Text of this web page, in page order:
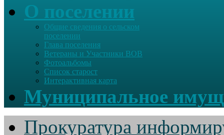
О поселении
Общие сведения о сельском
поселении
Глава поселения
Ветераны и Участники ВОВ
Фотоальбомы
Список старост
Интерактивная карта
Муниципальное
Прокуратура